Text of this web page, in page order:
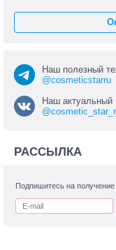
Наш полезный
@cosmeticstarru
Наш актуальный
РАССЫЛКА
Подпишитесь на